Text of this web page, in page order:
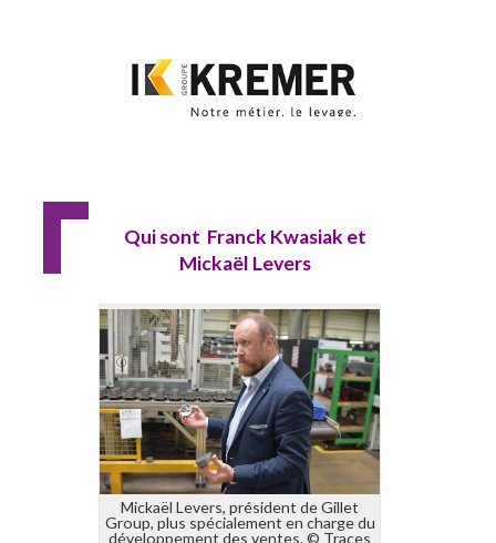
Qui sont Franck Kwasiak et
Mickaël Levers
Mickaël Levers, président de Gillet
Group, plus spécialement en charge du
développement des ventes. © Traces